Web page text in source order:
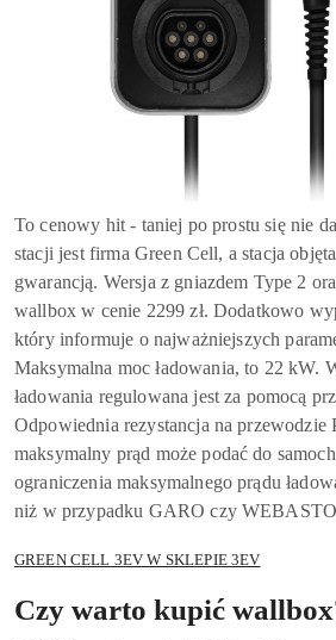
To cenowy hit - taniej po prostu się nie
stacji jest firma Green Cell, a stacja
gwarancją. Wersja z gniazdem Type 2
wallbox w cenie 2299 zł. Dodatkowo
który informuje o najważniejszych
Maksymalna moc ładowania, to 22 kW.
ładowania regulowana jest za pomocą
Odpowiednia rezystancja na przewodzie
maksymalny prąd może podać do
ograniczenia maksymalnego prądu
niż w przypadku GARO czy
GREEN CELL 3EV W SKLEPIE 3EV
Czy warto kupić